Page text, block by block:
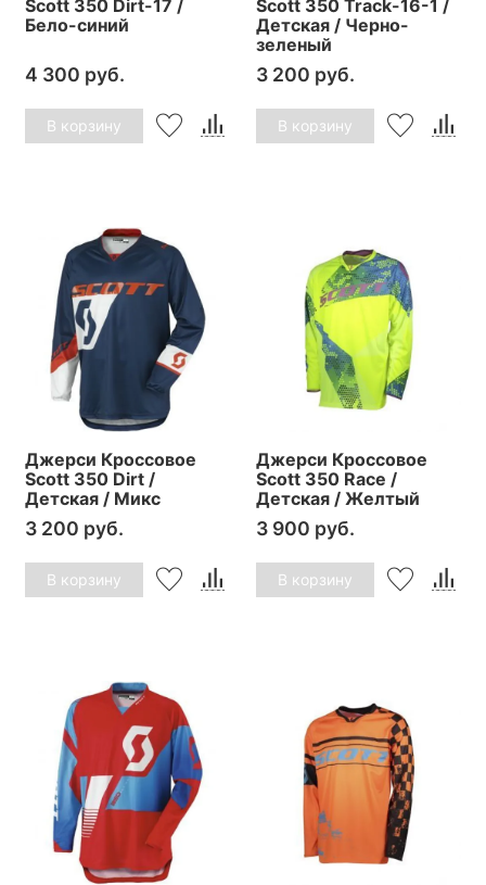
Scott 350 Dirt-17 /
Бело-синий
4 300 руб.
В корзину
Scott 350 Track-16-1 /
Детская / Черно-
зеленый
3 200 руб.
В корзину
Джерси Кроссовое
Scott 350 Dirt /
Детская / Микс
3 200 руб.
В корзину
Джерси Кроссовое
Scott 350 Race /
Детская / Желтый
3 900 руб.
В корзину